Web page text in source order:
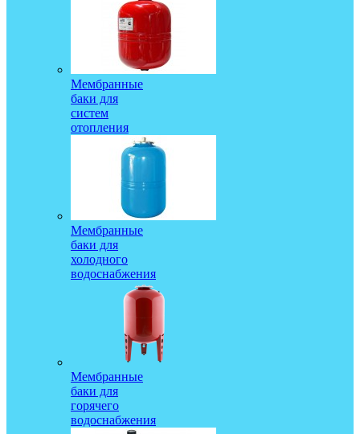
Мембранные
баки для
систем
отопления
Мембранные
баки для
холодного
водоснабжения
Мембранные
баки для
горячего
водоснабжения